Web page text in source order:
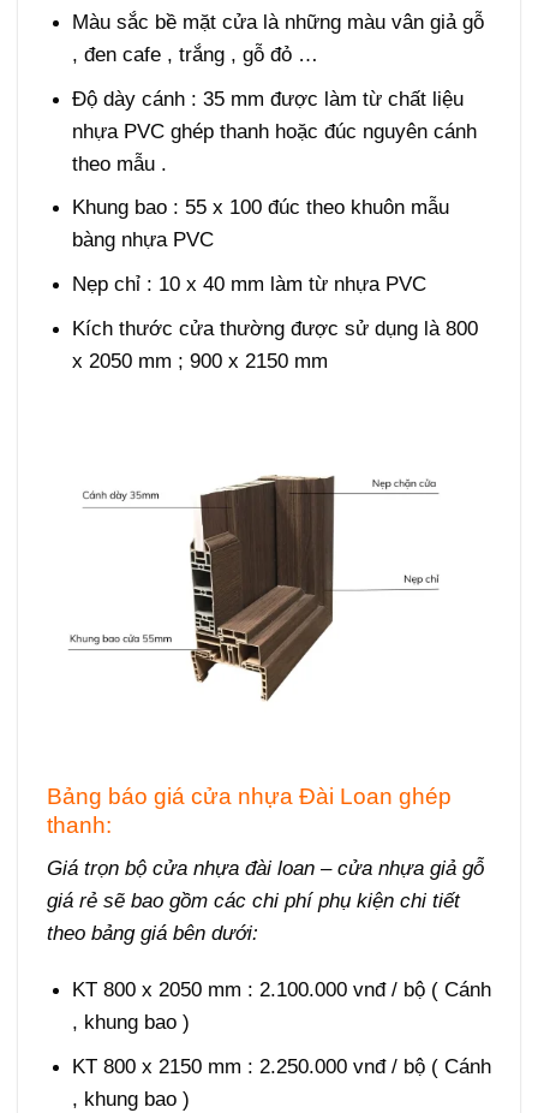
Màu sắc bề mặt cửa là những màu vân giả gỗ
, đen cafe , trắng , gỗ đỏ …
Độ dày cánh : 35 mm được làm từ chất liệu
nhựa PVC ghép thanh hoặc đúc nguyên cánh
theo mẫu .
Khung bao : 55 x 100 đúc theo khuôn mẫu
bàng nhựa PVC
Nẹp chỉ : 10 x 40 mm làm từ nhựa PVC
Kích thước cửa thường được sử dụng là 800
x 2050 mm ; 900 x 2150 mm
Bảng báo giá cửa nhựa Đài Loan ghép
thanh:
Giá trọn bộ cửa nhựa đài loan – cửa nhựa giả gỗ
giá rẻ sẽ bao gồm các chi phí phụ kiện chi tiết
theo bảng giá bên dưới:
KT 800 x 2050 mm : 2.100.000 vnđ / bộ ( Cánh
, khung bao )
KT 800 x 2150 mm : 2.250.000 vnđ / bộ ( Cánh
, khung bao )